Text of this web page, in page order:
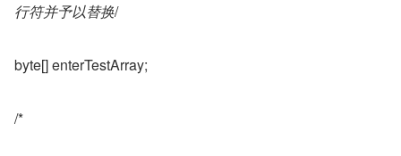
行符并予以替换/
byte[] enterTestArray;
/*